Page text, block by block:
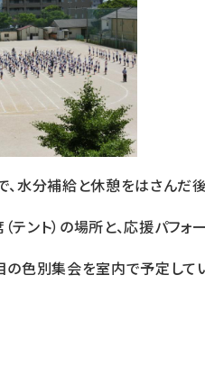
、水分補給と休憩をはさんだ後
テント）の場所と、応援パフォ
の色別集会を室内で予定して